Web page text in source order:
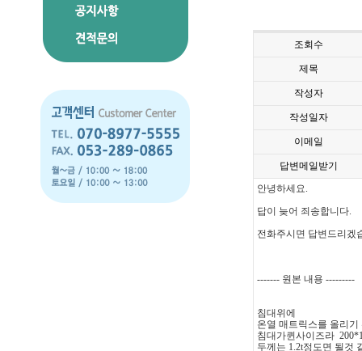
조회수
제목
작성자
작성일자
이메일
답변메일받기
안녕하세요.
답이 늦어 죄송합니다.
전화주시면 답변드리겠
------- 원본 내용 ---------
침대위에
온열 매트릭스를 올리
침대가퀸사이즈라
두께는 1.2t정도면 될것